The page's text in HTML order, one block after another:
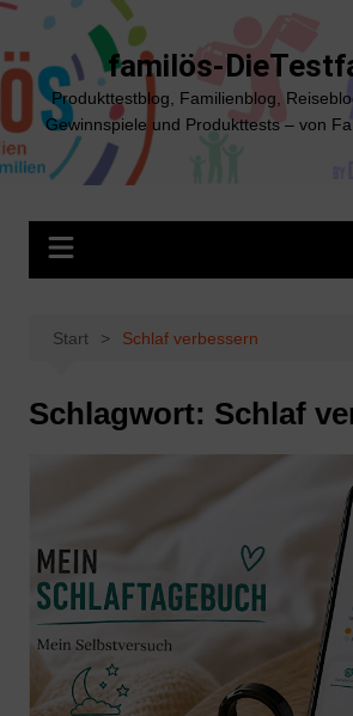
Zum
springen
familös-
Produkttestblog, Familienblog,
Gewinnspiele und Produkttests – von
Start Schlaf verbessern
Schlagwort: Schlaf